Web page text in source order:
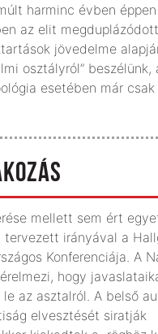
harminc évben éppen
az elit
jövedelme
osztályról” beszélünk,
esetében már
mellett sem ért
tervezett irányával a
Konferenciája. A
hogy
az asztalról. A belső
elvesztését siratják